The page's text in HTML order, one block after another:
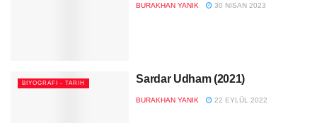
BURAKHAN YANIK 30 NISAN 2023
BIYOGRAFI - TARIH Sardar Udham (2021)
BURAKHAN YANIK 22 EYLÜL 2022